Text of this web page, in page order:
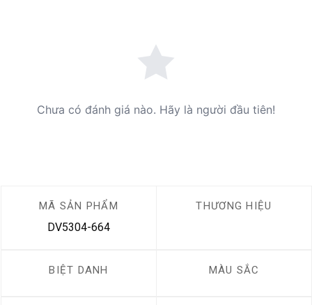
Chưa có đánh giá nào. Hãy là người đầu tiên!
MÃ SẢN PHẨM
DV5304-664
THƯƠNG HIỆU
BIỆT DANH MÀU SẮC